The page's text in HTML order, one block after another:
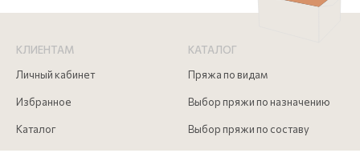
КЛИЕНТАМ
Личный кабинет
Избранное
Каталог
КАТАЛОГ
Пряжа по видам
Выбор пряжи по назначению
Выбор пряжи по составу